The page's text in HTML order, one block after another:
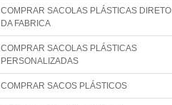
COMPRAR SACOLAS PLÁSTICAS DIRETO
DA FABRICA
COMPRAR SACOLAS PLÁSTICAS
PERSONALIZADAS
COMPRAR SACOS PLÁSTICOS